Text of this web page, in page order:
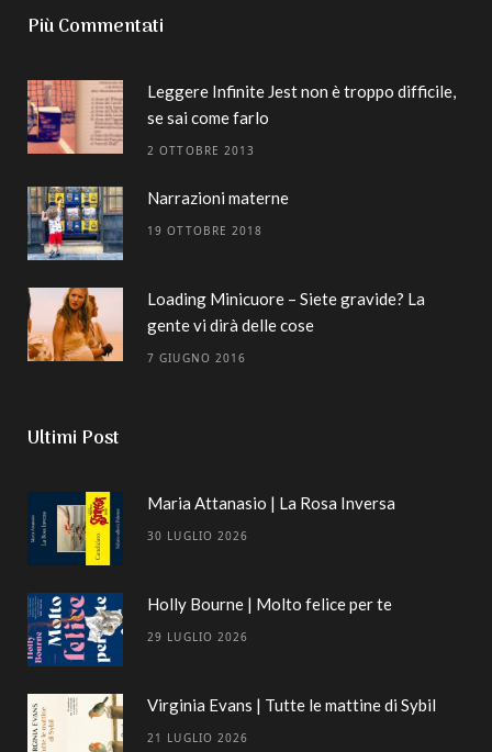
Più Commentati
Leggere Infinite Jest non è troppo difficile,
se sai come farlo
2 OTTOBRE 2013
Narrazioni materne
19 OTTOBRE 2018
Loading Minicuore – Siete gravide? La
gente vi dirà delle cose
7 GIUGNO 2016
Ultimi Post
Maria Attanasio | La Rosa Inversa
30 LUGLIO 2026
Holly Bourne | Molto felice per te
29 LUGLIO 2026
Virginia Evans | Tutte le mattine di Sybil
21 LUGLIO 2026